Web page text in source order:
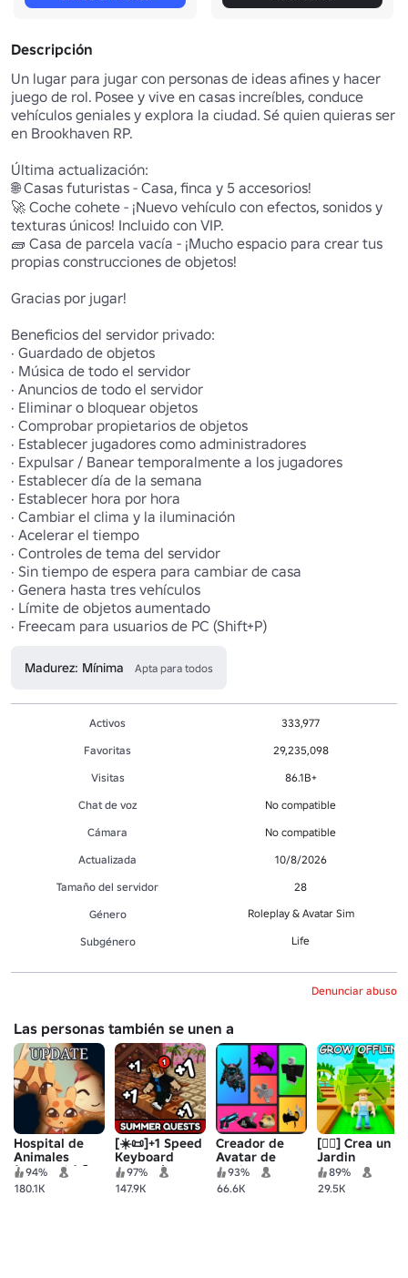
Descripción
Un lugar para jugar con personas de ideas afines y hacer
juego de rol. Posee y vive en casas increíbles, conduce
vehículos geniales y explora la ciudad. Sé quien quieras ser
en Brookhaven RP.
Última actualización:
🌐 Casas futuristas - Casa, finca y 5 accesorios!
🚀 Coche cohete - ¡Nuevo vehículo con efectos, sonidos y
texturas únicos! Incluido con VIP.
🧱 Casa de parcela vacía - ¡Mucho espacio para crear tus
propias construcciones de objetos!
Gracias por jugar!
Beneficios del servidor privado:
· Guardado de objetos
· Música de todo el servidor
· Anuncios de todo el servidor
· Eliminar o bloquear objetos
· Comprobar propietarios de objetos
· Establecer jugadores como administradores
· Expulsar / Banear temporalmente a los jugadores
· Establecer día de la semana
· Establecer hora por hora
· Cambiar el clima y la iluminación
· Acelerar el tiempo
· Controles de tema del servidor
· Sin tiempo de espera para cambiar de casa
· Genera hasta tres vehículos
· Límite de objetos aumentado
· Freecam para usuarios de PC (Shift+P)
Madurez: Mínima Apta para todos
Activos
333,977
Favoritas
29,235,098
Visitas
86.1B+
Chat de voz
No compatible
Cámara
No compatible
Actualizada
10/8/2026
Tamaño del servidor
28
Género
Roleplay & Avatar Sim
Subgénero Life
Denunciar abuso
Las personas también se unen a
Hospital de
Animales
(Anomalía) 🧪
94%
180.1K
[☀️📜]+1 Speed
Keyboard
Escape |
Candy &
Chocolate
97%
147.9K
Creador de
Avatar de
Catálogo
93%
66.6K
[🧚‍♀️] Crea un
Jardin
89%
29.5K